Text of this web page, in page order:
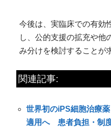
今後は、実臨床での有効
し、公的支援の拡充や他
み分けを検討することが
関連記事:
世界初のiPS細胞治療
適用へ 患者負担・制